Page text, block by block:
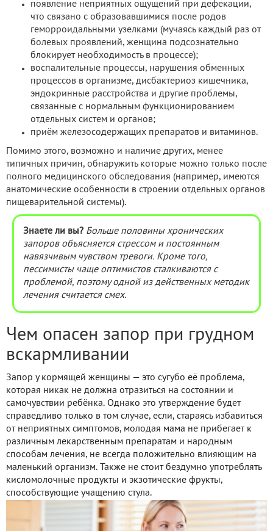
появление неприятных ощущений при дефекации,
что связано с образовавшимися после родов
геморроидальными узелками (мучаясь каждый раз от
болевых проявлений, женщина подсознательно
блокирует необходимость в процессе);
воспалительные процессы, нарушения обменных
процессов в организме, дисбактериоз кишечника,
эндокринные расстройства и другие проблемы,
связанные с нормальным функционированием
отдельных систем и органов;
приём железосодержащих препаратов и витаминов.
Помимо этого, возможно и наличие других, менее
типичных причин, обнаружить которые можно только после
полного медицинского обследования (например, имеются
анатомические особенности в строении отдельных органов
пищеварительной системы).
Знаете ли вы? Больше половины хронических
запоров объясняется стрессом и постоянным
навязчивым чувством тревоги. Кроме того,
пессимисты чаще оптимистов сталкиваются с
проблемой, поэтому одной из действенных методик
лечения считается смех.
Чем опасен запор при грудном
вскармливании
Запор у кормящей женщины — это сугубо её проблема,
которая никак не должна отразиться на состоянии и
самочувствии ребёнка. Однако это утверждение будет
справедливо только в том случае, если, стараясь избавиться
от неприятных симптомов, молодая мама не прибегает к
различным лекарственным препаратам и народным
способам лечения, не всегда положительно влияющим на
маленький организм. Также не стоит бездумно употреблять
кисломолочные продукты и экзотические фрукты,
способствующие учащению стула.